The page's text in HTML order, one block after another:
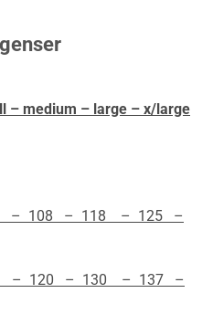
– medium – large – x/large
– 118 – 125 –
– 120 – 130 – 137 –